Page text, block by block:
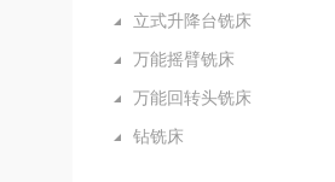
立式升降台铣床
万能摇臂铣床
万能回转头铣床
钻铣床